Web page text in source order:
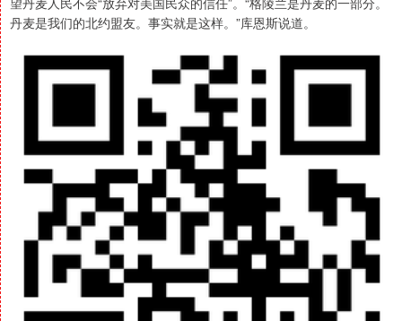
丹麦是我们的北约盟友。事实就是这样。”库恩斯说道。